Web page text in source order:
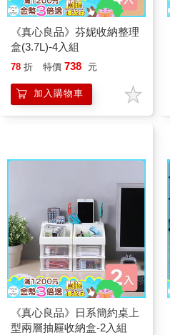
《真心良品》芬妮收納整理
盒(3.7L)-4入組
78 折 特價 738 元
加入購物車
《真心良品》日系簡約桌上
型兩層抽屜收納盒-2入組